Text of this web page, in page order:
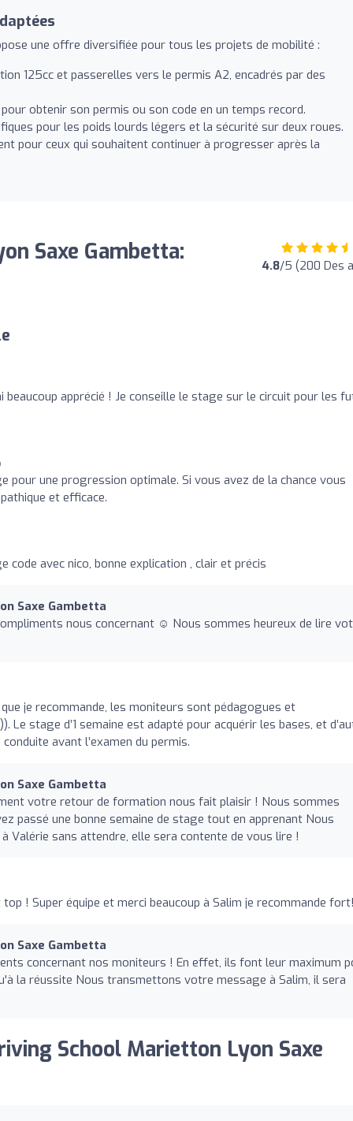
une offre diversifiée pour tous les projets de mobilité :
125cc et passerelles vers le permis A2, encadrés par des
obtenir son permis ou son code en un temps record.
pour les poids lourds légers et la sécurité sur deux roues.
pour ceux qui souhaitent continuer à progresser après la
Saxe Gambetta: 4.8/5 (200 Des
apprécié ! Je conseille le stage sur le circuit pour les
pour une progression optimale. Si vous avez de la chance vous
et efficace.
code avec nico, bonne explication , clair et précis
Saxe Gambetta
nous concernant ☺️ Nous sommes heureux de lire
je recommande, les moniteurs sont pédagogues et
Le stage d’1 semaine est adapté pour acquérir les bases, et
avant l’examen du permis.
Saxe Gambetta
votre retour de formation nous fait plaisir ! Nous sommes
passé une bonne semaine de stage tout en apprenant Nous
Valérie sans attendre, elle sera contente de vous lire !
top ! Super équipe et merci beaucoup à Salim je recommande fort!
Saxe Gambetta
concernant nos moniteurs ! En effet, ils font leur maximum
la réussite Nous transmettons votre message à Salim, il sera
School Marietton Lyon Saxe